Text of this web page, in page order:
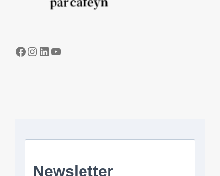
Facebook
Instagram
LinkedIn
YouTube